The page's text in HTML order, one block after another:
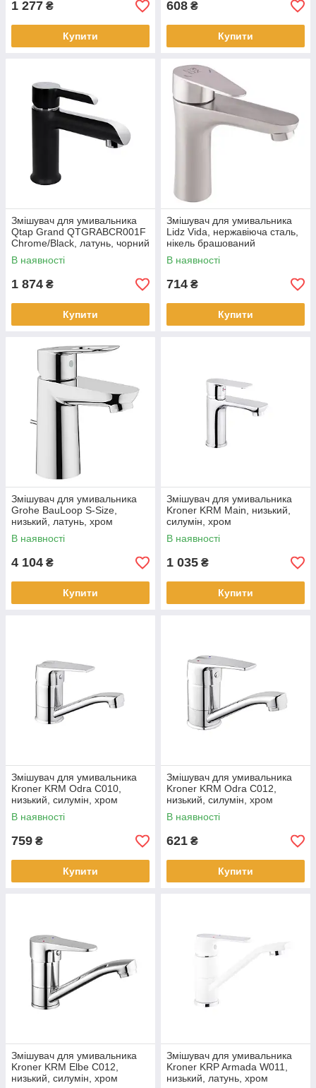
1 277 ₴
Купити
608 ₴
Купити
Змішувач для умивальника
Qtap Grand QTGRABCR001F
Chrome/Black, латунь, чорний
матовий
В наявності
1 874 ₴
Купити
Змішувач для умивальника
Lidz Vida, нержавіюча сталь,
нікель брашований
В наявності
714 ₴
Купити
Змішувач для умивальника
Grohe BauLoop S-Size,
низький, латунь, хром
В наявності
4 104 ₴
Купити
Змішувач для умивальника
Kroner KRM Main, низький,
силумін, хром
В наявності
1 035 ₴
Купити
Змішувач для умивальника
Kroner KRM Odra C010,
низький, силумін, хром
В наявності
759 ₴
Купити
Змішувач для умивальника
Kroner KRM Odra C012,
низький, силумін, хром
В наявності
621 ₴
Купити
Змішувач для умивальника
Kroner KRM Elbe C012,
низький, силумін, хром
Змішувач для умивальника
Kroner KRP Armada W011,
низький, латунь, хром